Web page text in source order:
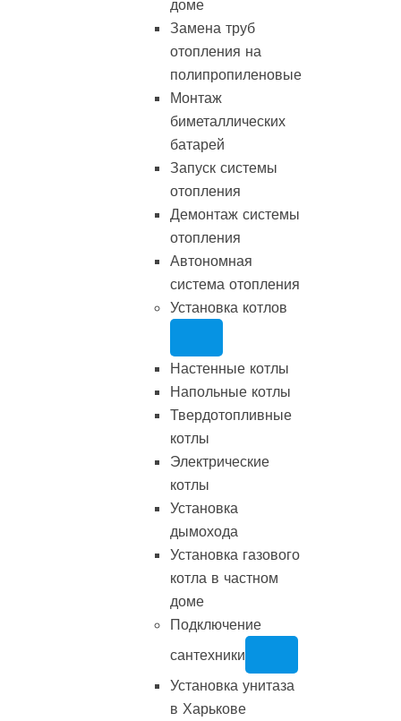
доме
Замена труб
отопления на
полипропиленовые
Монтаж
биметаллических
батарей
Запуск системы
отопления
Демонтаж системы
отопления
Автономная
система отопления
Установка котлов
Настенные котлы
Напольные котлы
Твердотопливные
котлы
Электрические
котлы
Установка
дымохода
Установка газового
котла в частном
доме
Подключение
сантехники
Установка унитаза
в Харькове